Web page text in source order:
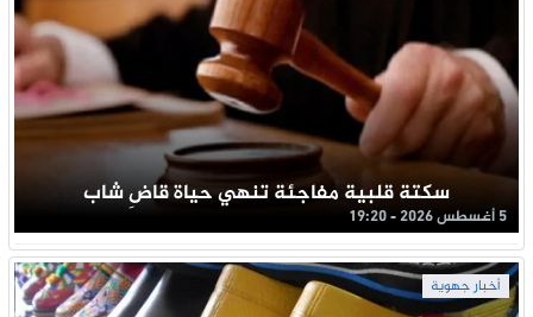
سكتة قلبية مفاجئة تنهي حياة قاضِ شاب
5 أغسطس 2026 - 19:20
أخبار جهوية